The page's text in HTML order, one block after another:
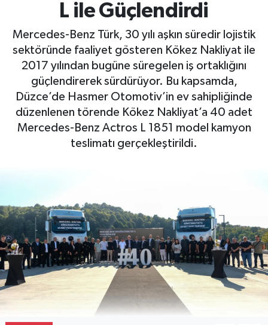
L ile Güçlendirdi
Mercedes-Benz Türk, 30 yılı aşkın süredir lojistik
sektöründe faaliyet gösteren Kökez Nakliyat ile
2017 yılından bugüne süregelen iş ortaklığını
güçlendirerek sürdürüyor. Bu kapsamda,
Düzce’de Hasmer Otomotiv’in ev sahipliğinde
düzenlenen törende Kökez Nakliyat’a 40 adet
Mercedes-Benz Actros L 1851 model kamyon
teslimatı gerçekleştirildi.
Otovitrin
Asayiş
Magazin
Gayrimenkul
Haber Arşivi